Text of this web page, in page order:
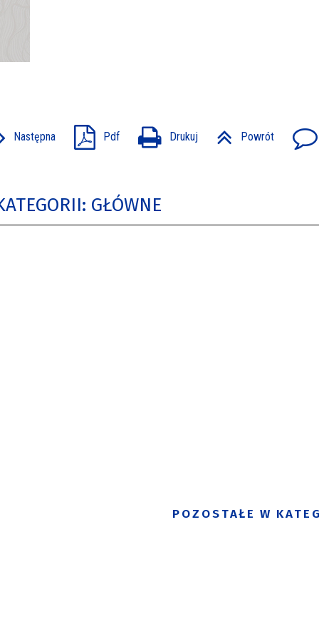
Następna Pdf Drukuj Powrót
GŁÓWNE
POZOSTAŁE W